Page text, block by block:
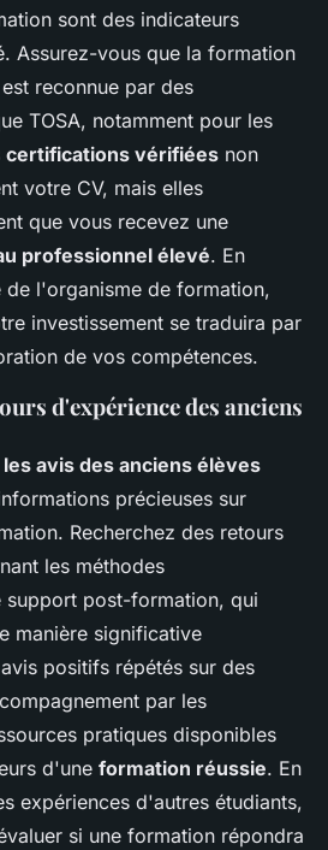
sont des indicateurs
Assurez-vous que la formation
reconnue par des
TOSA, notamment pour les
certifications vérifiées non
votre CV, mais elles
que vous recevez une
professionnel élevé. En
l'organisme de formation,
investissement se traduira par
de vos compétences.
d'expérience des anciens
avis des anciens élèves
précieuses sur
Recherchez des retours
les méthodes
support post-formation, qui
manière significative
positifs répétés sur des
par les
pratiques disponibles
d'une formation réussie. En
expériences d'autres étudiants,
si une formation répondra